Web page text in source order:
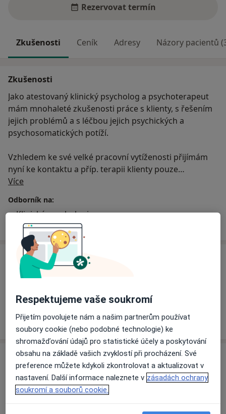
Rezervovat termín
Zkušenosti Ceník Adresy Názory pacientů
Zkušenosti
Jako atestovaný klinický psycholog a psychoterapeut
mám mnohaleté zkušenosti práce s klienty, s řešením
jejich problémů a s léčbou jejich psychických a
psychosomatických potíží.
Vzhledem ke své velké pracovní vytíženosti přijímám
nyní ke kontaktu a příp. terapii klienty pouze
výjimečně, po ověření jejich motivace, že chtějí
skutečně pracovat na svém uzdravení, s vědomím, že
to bude vyžadovat jejich - často značné - úsilí a že to
životě.
O mé odbornosti a terapeutické práci se lze více
dozvědět z anotace: "Who is ...?", podtitul "Životopisná
encyklopedie osobností České republiky", Verlag für
Schweiz - 8. vyd., 2010.
Více
Odborník na:
Klinická psychologie
Psychoterapie
Ceník
Informace o službách a cenách nejsou k dispozici
Tento specialista ještě nepřidával žádné informace o
svých službách.
Adresy (2)
Adresa 1 Adresa 2
Respektujeme vaše soukromí
Přijetím povolujete nám a našim partnerům používat
soubory cookie (nebo podobné technologie) ke
shromažďování údajů pro statistické účely a poskytování
obsahu na základě vašich zvyklostí při procházení. Své
preference můžete kdykoli zkontrolovat a aktualizovat v
nastavení. Další informace naleznete v zásadách ochrany
soukromí a souborů cookie.